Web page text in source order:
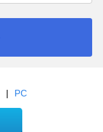
| PC